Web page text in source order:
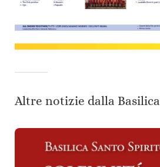
Altre notizie dalla Basilica